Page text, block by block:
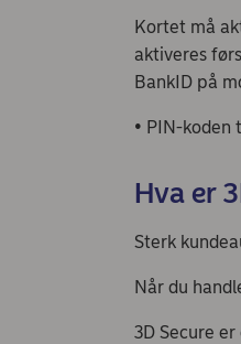
Kortet må
aktiveres
BankID på
• PIN-koden
Hva er
Sterk
Når du
3D Secure